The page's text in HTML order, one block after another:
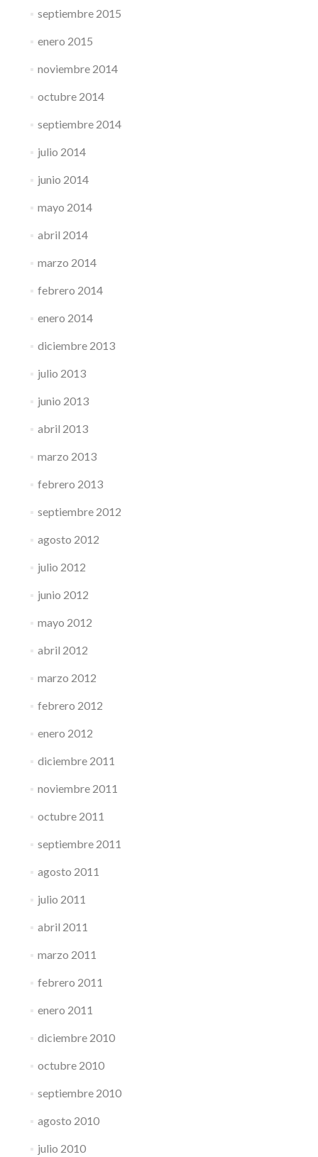
septiembre 2015
enero 2015
noviembre 2014
octubre 2014
septiembre 2014
julio 2014
junio 2014
mayo 2014
abril 2014
marzo 2014
febrero 2014
enero 2014
diciembre 2013
julio 2013
junio 2013
abril 2013
marzo 2013
febrero 2013
septiembre 2012
agosto 2012
julio 2012
junio 2012
mayo 2012
abril 2012
marzo 2012
febrero 2012
enero 2012
diciembre 2011
noviembre 2011
octubre 2011
septiembre 2011
agosto 2011
julio 2011
abril 2011
marzo 2011
febrero 2011
enero 2011
diciembre 2010
octubre 2010
septiembre 2010
agosto 2010
julio 2010